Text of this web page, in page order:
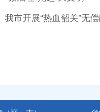
我市开展“热血韶关”无